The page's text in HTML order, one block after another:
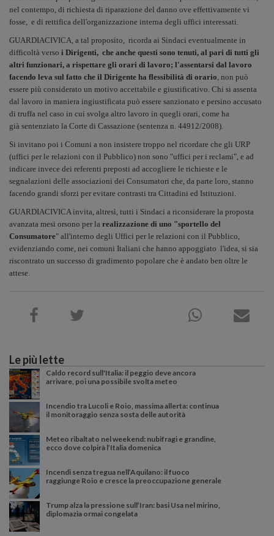
nel contempo, di richiesta di riparazione del danno ove effettivamente vi
fosse, e di rettifica dell'organizzazione interna degli uffici interessati.
GUARDIACIVICA, a tal proposito, ricorda ai Sindaci eventualmente in
difficoltà verso i Dirigenti, che anche questi sono tenuti, al pari di tutti gli
altri funzionari, a rispettare gli orari di lavoro; l'assentarsi dal lavoro
facendo leva sul fatto che il Dirigente ha flessibilità di orario, non può
essere più considerato un motivo accettabile e giustificativo. Chi si assenta
dal lavoro in maniera ingiustificata può essere sanzionato e persino accusato
di truffa nel caso in cui svolga altro lavoro in quegli orari, come ha
già sentenziato la Corte di Cassazione (sentenza n. 44912/2008).
Si invitano poi i Comuni a non insistere troppo nel ricordare che gli URP
(uffici per le relazioni con il Pubblico) non sono "uffici per i reclami", e ad
indicare invece dei referenti preposti ad accogliere le richieste e le
segnalazioni delle associazioni dei Consumatori che, da parte loro, stanno
facendo grandi sforzi per evitare contrasti tra Cittadini ed Istituzioni.
GUARDIACIVICA invita, altresì, tutti i Sindaci a riconsiderare la proposta
avanzata mesi orsono per la realizzazione di uno "sportello del
Consumatore" all'interno degli Uffici per le relazioni con il Pubblico,
evidenziando come, nei comuni Italiani che hanno appoggiato l'idea, si sia
riscontrato un successo di gradimento popolare che è andato ben oltre le
attese.
Le più lette
Caldo record sull'Italia: il peggio deve ancora
arrivare, poi una possibile svolta meteo
Incendio tra Lucoli e Roio, massima allerta: continua
il monitoraggio senza sosta delle autorità
Meteo ribaltato nel weekend: nubifragi e grandine,
ecco dove colpirà l’Italia domenica
Incendi senza tregua nell’Aquilano: il fuoco
raggiunge Roio e cresce la preoccupazione generale
Trump alza la pressione sull’Iran: basi Usa nel mirino,
diplomazia ormai congelata